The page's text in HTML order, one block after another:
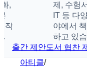
제, 수험서,
IT 등 다양
야에서 책
하고 있습
출간 제안도서 협찬
아티클/